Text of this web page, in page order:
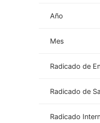
Año
Mes
Radicado de
Radicado de
Radicado